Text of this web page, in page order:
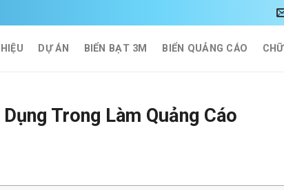
DỰ ÁN BIỂN BẠT 3M BIỂN QUẢNG CÁO
Trong Làm Quảng Cáo